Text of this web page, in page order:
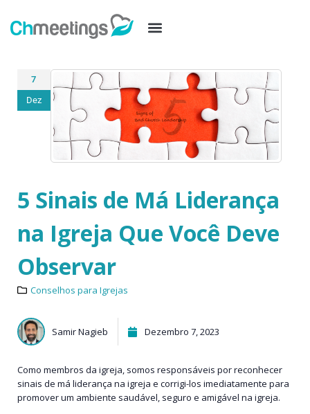
7
Dez
5 Sinais de Má Liderança
na Igreja Que Você Deve
Observar
Conselhos para Igrejas
Samir Nagieb Dezembro 7, 2023
Como membros da igreja, somos responsáveis por reconhecer
sinais de má liderança na igreja e corrigi-los imediatamente para
promover um ambiente saudável, seguro e amigável na igreja.